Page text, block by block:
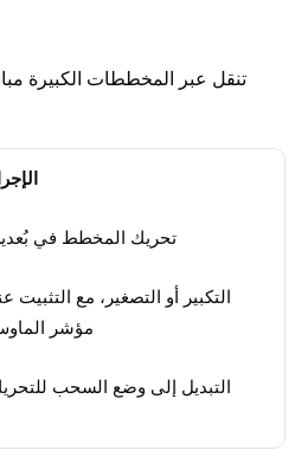
تنقل عبر المخططات الكبيرة
تحريك المخطط في
التكبير أو التصغير، مع التثبيت
مؤشر
التبديل إلى وضع السحب